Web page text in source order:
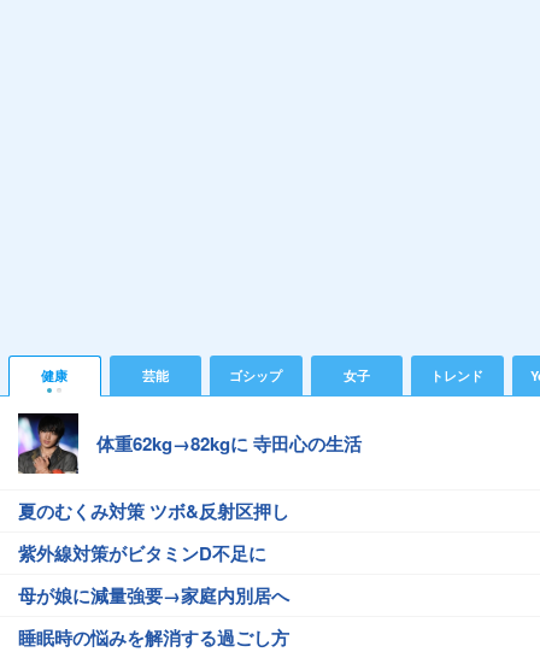
健康 芸能 ゴシップ 女子 トレンド
体重62kg→82kgに 寺田心の生活
夏のむくみ対策 ツボ&反射区押し
紫外線対策がビタミンD不足に
母が娘に減量強要→家庭内別居へ
睡眠時の悩みを解消する過ごし方